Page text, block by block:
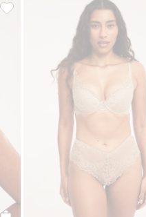
Bøyle-BH i blonder, Legg til i